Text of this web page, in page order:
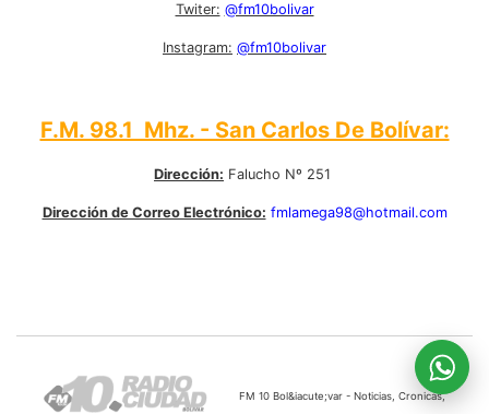
Twiter: @fm10bolivar
Instagram: @fm10bolivar
F.M. 98.1 Mhz. - San Carlos De Bolívar:
Dirección: Falucho Nº 251
Dirección de Correo Electrónico: fmlamega98@hotmail.com
FM 10 Bol&iacute;var - Noticias, Cronicas,